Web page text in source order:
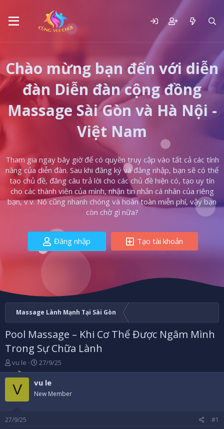
Chào mừng bạn đến với diễn
đàn Diễn đàn cộng đồng
Massage Sài Gòn và Hà Nội -
Việt Nam
Tham gia ngay bây giờ để có quyền truy cập vào tất cả các tính
năng của diễn đàn. Sau khi đăng ký và đăng nhập, bạn sẽ có thể
tạo chủ đề, đăng câu trả lời cho các chủ đề hiện có, tạo uy tín
cho các thành viên của mình, nhận tin nhắn cá nhân của riêng
bạn, v.v. Nó cũng nhanh chóng và hoàn toàn miễn phí, vậy bạn
còn chờ gì nữa?
Đăng nhập Tạo tài khoản
Massage Lành Mạnh Tại Sài Gòn
Pool Massage – Khi Cơ Thể Được Ngâm Mình
Trong Sự Chữa Lành
B
ắ
t
đ
vu le
N
g
à
b
27/9/25
V vu le
New Member
27/9/25 #1